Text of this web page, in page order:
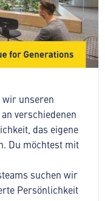
wir unseren
verschiedenen
das eigene
Du möchtest mit
suchen wir
Persönlichkeit